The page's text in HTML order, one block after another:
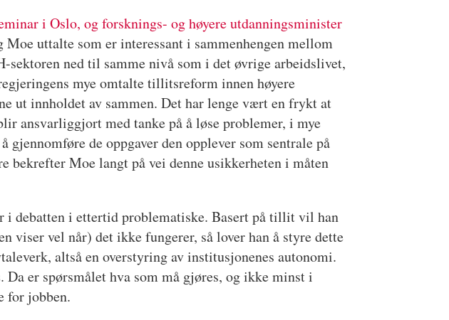
i Oslo, og forsknings- og høyere utdanningsminister
uttalte som er interessant i sammenhengen mellom
ned til samme nivå som i det øvrige arbeidslivet,
mye omtalte tillitsreform innen høyere
ut innholdet av sammen. Det har lenge vært en frykt at
ansvarliggjort med tanke på å løse problemer, i mye
de oppgaver den opplever som sentrale på
bekrefter Moe langt på vei denne usikkerheten i måten
i debatten i ettertid problematiske. Basert på tillit vil han
vel når) det ikke fungerer, så lover han å styre dette
altså en overstyring av institusjonenes autonomi.
er spørsmålet hva som må gjøres, og ikke minst i
for jobben.